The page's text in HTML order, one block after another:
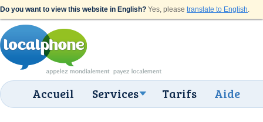
Do you want to view this website in English? Yes, please translate to English.
Accueil Services Tarifs Aide